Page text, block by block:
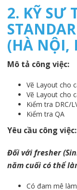
2. KỸ SƯ
(HÀ NỘI,
Mô tả công việc:
Vẽ Layout cho
Vẽ Layout cho
Kiểm tra DRC/
Kiểm tra QA
Yêu cầu công việc:
Đối với fresher
năm cuối có thể
Có đam mê